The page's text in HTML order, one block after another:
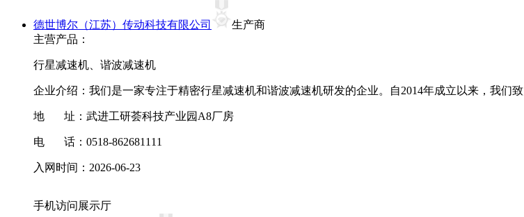
德世博尔（江苏）传动科技有限公司
生产商
主营产品：
行星减速机、谐波减速机
企业介绍： 我们是一家专注于精密行星减速机和谐波减速机研发的企业。自2014年成立以来，我们
地 址： 武进工研荟科技产业园A8厂房
电 话：0518-862681111
入网时间： 2026-06-23
手机访问展示厅